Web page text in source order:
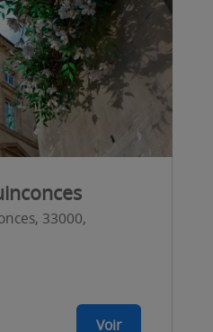
33000,
Voir